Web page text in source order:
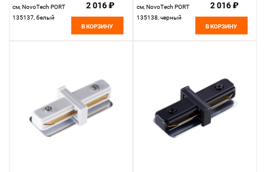
см, NovoTech PORT
135137, белый
2 016 ₽
В КОРЗИНУ
см, NovoTech PORT
135138, черный
2 016 ₽
В КОРЗИНУ